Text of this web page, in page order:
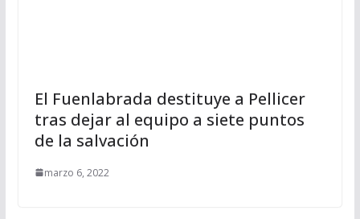
El Fuenlabrada destituye a Pellicer
tras dejar al equipo a siete puntos
de la salvación
marzo 6, 2022